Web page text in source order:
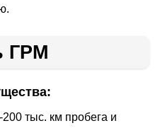
ГРМ
тыс. км пробега и